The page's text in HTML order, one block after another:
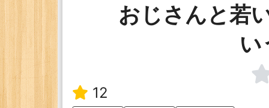
おじさんと若
い
12